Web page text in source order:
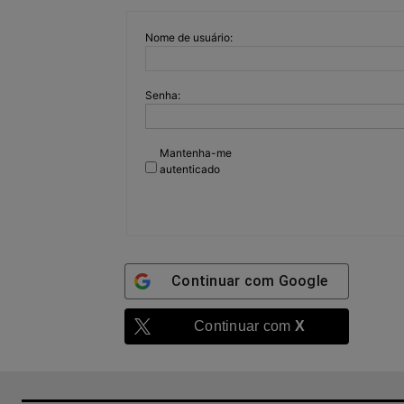
Nome de usuário:
Senha:
Mantenha-me
autenticado
Continuar com Google
Continuar com X